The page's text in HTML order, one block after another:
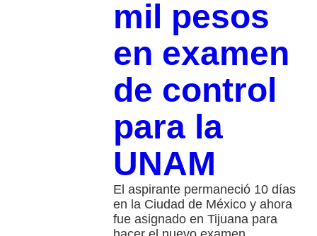
mil pesos
en examen
de control
para la
UNAM
El aspirante permaneció 10 días
en la Ciudad de México y ahora
fue asignado en Tijuana para